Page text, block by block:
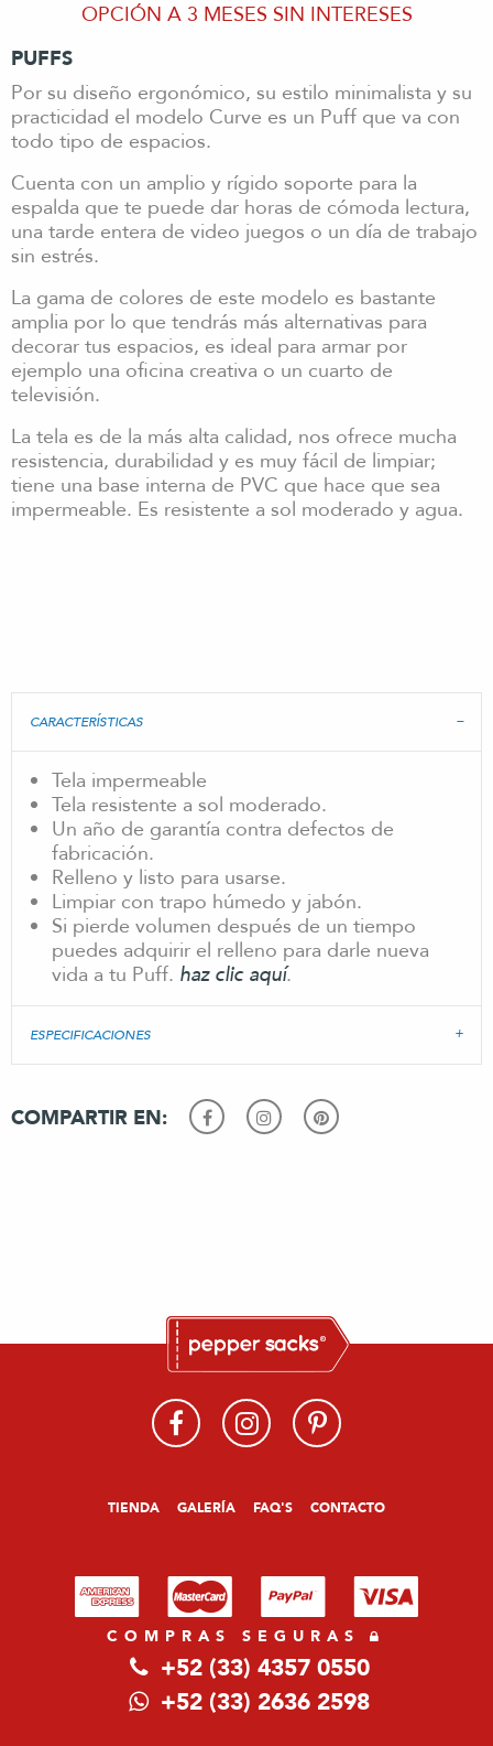
OPCIÓN A 3 MESES SIN INTERESES
PUFFS
Por su diseño ergonómico, su estilo minimalista y su
practicidad el modelo Curve es un Puff que va con
todo tipo de espacios.
Cuenta con un amplio y rígido soporte para la
espalda que te puede dar horas de cómoda lectura,
una tarde entera de video juegos o un día de trabajo
sin estrés.
La gama de colores de este modelo es bastante
amplia por lo que tendrás más alternativas para
decorar tus espacios, es ideal para armar por
ejemplo una oficina creativa o un cuarto de
televisión.
La tela es de la más alta calidad, nos ofrece mucha
resistencia, durabilidad y es muy fácil de limpiar;
tiene una base interna de PVC que hace que sea
impermeable. Es resistente a sol moderado y agua.
CARACTERÍSTICAS
Tela impermeable
Tela resistente a sol moderado.
Un año de garantía contra defectos de
fabricación.
Relleno y listo para usarse.
Limpiar con trapo húmedo y jabón.
Si pierde volumen después de un tiempo
puedes adquirir el relleno para darle nueva
vida a tu Puff. haz clic aquí.
ESPECIFICACIONES
COMPARTIR EN:
TIENDA GALERÍA FAQ'S CONTACTO
COMPRAS SEGURAS
+52 (33) 4357 0550
+52 (33) 2636 2598